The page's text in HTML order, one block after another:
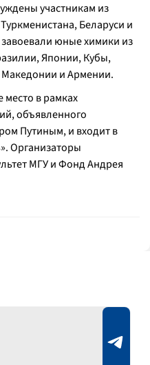
участникам из
Беларуси и
юные химики из
Японии, Кубы,
и Армении.
в рамках
объявленного
Путиным, и входит в
Организаторы
МГУ и Фонд Андрея